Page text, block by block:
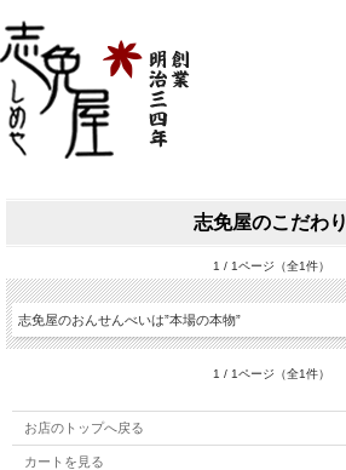
志免屋のこだわり
1 / 1ページ（全1件）
志免屋のおんせんべいは”本場の本物”
1 / 1ページ（全1件）
お店のトップへ戻る
カートを見る